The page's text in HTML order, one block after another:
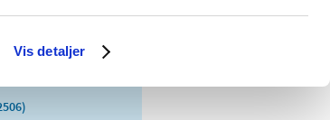
Vis detaljer